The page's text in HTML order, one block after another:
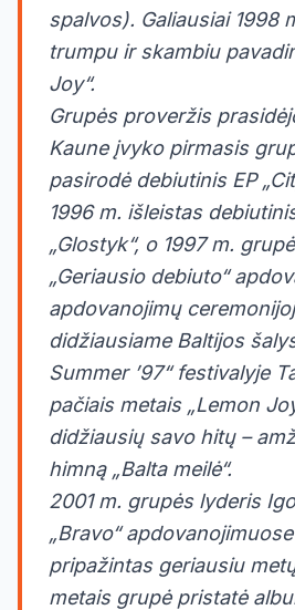
spalvos). Galiausiai 1998
trumpu ir skambiu
Joy“.
Grupės proveržis
Kaune įvyko pirmasis
pasirodė debiutinis EP
1996 m. išleistas
„Glostyk“, o 1997 m.
„Geriausio debiuto“
apdovanojimų
didžiausiame Baltijos
Summer ’97“ festivalyje
pačiais metais „Lemon
didžiausių savo hitų –
himną „Balta meilė“.
2001 m. grupės lyderis
„Bravo“
pripažintas geriausiu
metais grupė pristatė